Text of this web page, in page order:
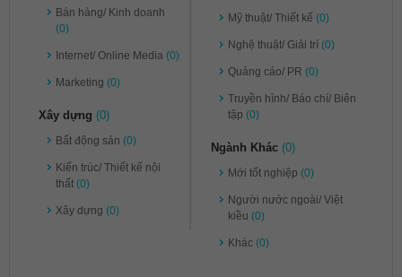
Bán hàng/ Kinh doanh
(0)
Internet/ Online Media (0)
Marketing (0)
Xây dựng (0)
Bất động sản (0)
Kiến trúc/ Thiết kế nội
thất (0)
Xây dựng (0)
Mỹ thuật/ Thiết kế (0)
Nghệ thuật/ Giải trí (0)
Quảng cáo/ PR (0)
Truyền hình/ Báo chí/ Biên
tập (0)
Ngành Khác (0)
Mới tốt nghiệp (0)
Người nước ngoài/ Việt
kiều (0)
Khác (0)